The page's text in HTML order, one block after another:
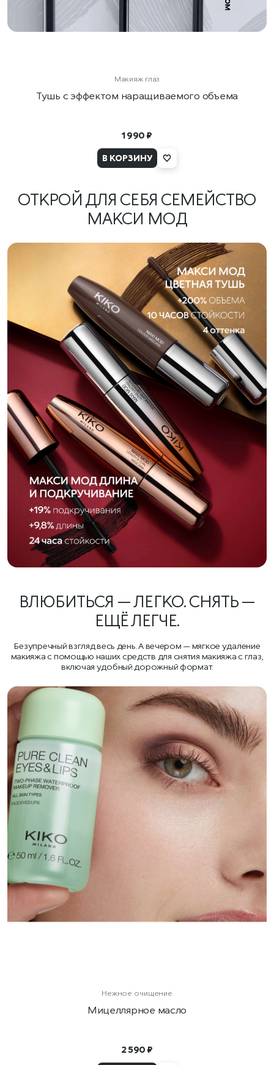
Макияж глаз
Тушь с эффектом наращиваемого объема
1 990 ₽
В КОРЗИНУ
ОТКРОЙ ДЛЯ СЕБЯ СЕМЕЙСТВО
МАКСИ МОД
ВЛЮБИТЬСЯ — ЛЕГКО. СНЯТЬ —
ЕЩЁ ЛЕГЧЕ.
Безупречный взгляд весь день. А вечером — мягкое удаление
макияжа с помощью наших средств для снятия макияжа с глаз,
включая удобный дорожный формат.
Нежное очищение
Мицеллярное масло
2 590 ₽